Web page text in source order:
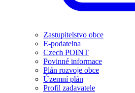
Zastupitelstvo obce
E-podatelna
Czech POINT
Povinné informace
Plán rozvoje obce
Územní plán
Profil zadavatele